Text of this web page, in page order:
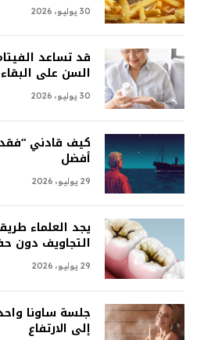
30 يوليو، 2026
قد تساعد
السن على
30 يوليو، 2026
كيف قادني
أفضل
29 يوليو، 2026
يجد العلماء
التجاويف دون
29 يوليو، 2026
جلسة ساونا
إلى الارتفاع